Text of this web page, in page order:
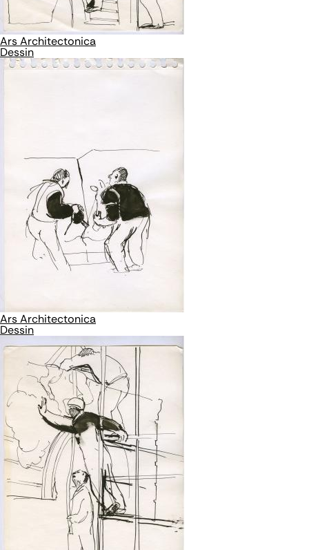
Ars Architectonica
Dessin
Ars Architectonica
Dessin